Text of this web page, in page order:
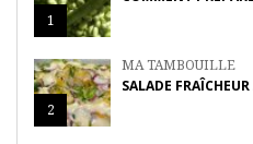
1
2
MA TAMBOUILLE
SALADE